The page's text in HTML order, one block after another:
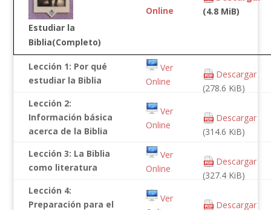
Estudiar la
Biblia(Completo)
Online
(4.8 MiB)
Lección 1: Por qué
estudiar la Biblia
Ver
Online
Descargar
(278.6 KiB)
Lección 2:
Información básica
acerca de la Biblia
Ver
Online
Descargar
(314.6 KiB)
Lección 3: La Biblia
como literatura
Ver
Online
Descargar
(327.4 KiB)
Lección 4:
Preparación para el
Ver
Descargar